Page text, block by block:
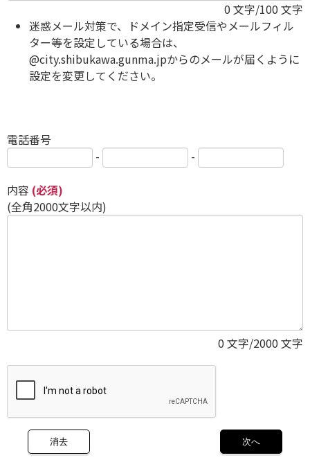
0 文字/100 文字
迷惑メール対策で、ドメイン指定受信やメールフィル
ター等を設定している場合は、
@city.shibukawa.gunma.jpからのメールが届くように
設定を変更してください。
電話番号
-
-
内容 (必須)
(全角2000文字以内)
0 文字/2000 文字